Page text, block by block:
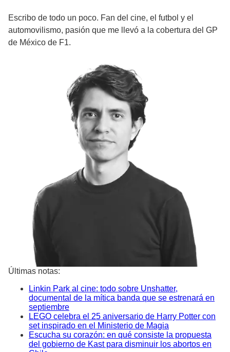
Escribo de todo un poco. Fan del cine, el futbol y el
automovilismo, pasión que me llevó a la cobertura del GP
de México de F1.
Últimas notas:
Linkin Park al cine: todo sobre Unshatter,
documental de la mítica banda que se estrenará en
septiembre
LEGO celebra el 25 aniversario de Harry Potter con
set inspirado en el Ministerio de Magia
Escucha su corazón: en qué consiste la propuesta
del gobierno de Kast para disminuir los abortos en